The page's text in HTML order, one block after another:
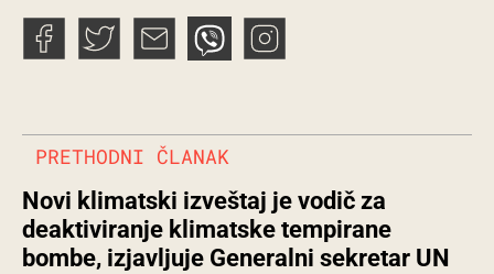
PRETHODNI ČLANAK
Novi klimatski izveštaj je vodič za
deaktiviranje klimatske tempirane
bombe, izjavljuje Generalni sekretar UN